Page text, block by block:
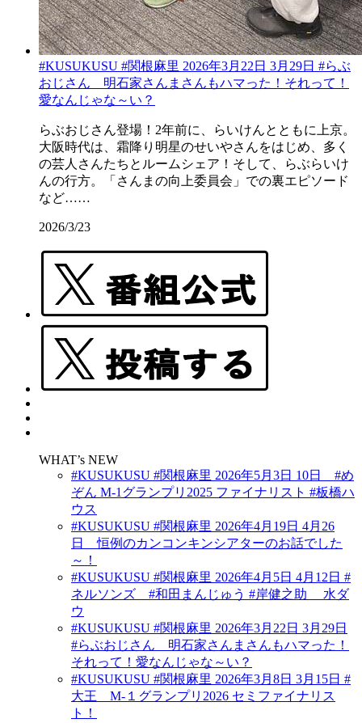
#KUSUKUSU #関根麻里 2026年3月22日 3月29日 #らぶ
おじさん 明石家さんまさんもハマった！それって！
愛なんじゃな～い？
らぶおじさん登場！2年前に、らいけんとともに上京。
大阪時代は、霜降り明星のせいやさんをはじめ、多く
の芸人さんたちとルームシェア！そして、らぶらいけ
んの行方。「さんまの向上委員会」での裏エピソード
など……
2026/3/23
WHAT’s NEW
#KUSUKUSU #関根麻里 2026年5月3日 10日 #め
ぞん M-1グランプリ2025 ファイナリスト #板橋ハ
ウス
#KUSUKUSU #関根麻里 2026年4月19日 4月26
日 恒例のカンコンキンシアターのお話でした
～！
#KUSUKUSU #関根麻里 2026年4月5日 4月12日 #
ネルソンズ #和田まんじゅう #岸健之助 水ダ
ウ
#KUSUKUSU #関根麻里 2026年3月22日 3月29日
#らぶおじさん 明石家さんまさんもハマった！
それって！愛なんじゃな～い？
#KUSUKUSU #関根麻里 2026年3月8日 3月15日 #
大王 M-１グランプリ2026 セミファイナリス
ト！